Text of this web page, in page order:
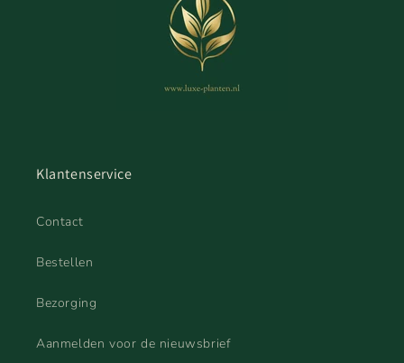
Klantenservice
Contact
Bestellen
Bezorging
Aanmelden voor de nieuwsbrief